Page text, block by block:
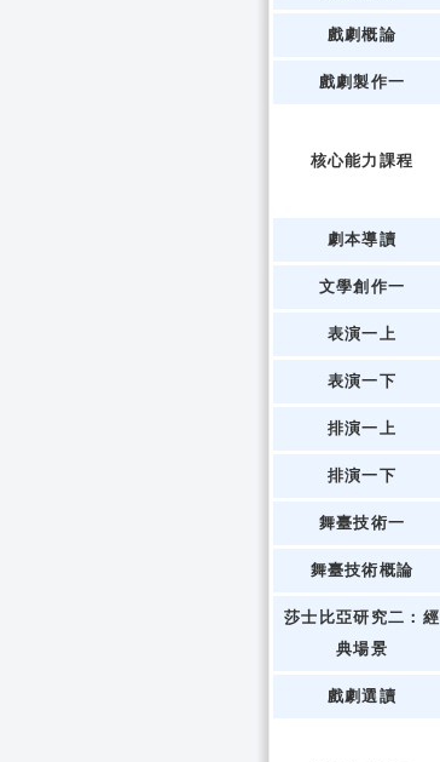
戲劇概論
戲劇製作一
核心能力課程
劇本導讀
文學創作一
表演一上
表演一下
排演一上
排演一下
舞臺技術一
舞臺技術概論
莎士比亞研究二：經
典場景
戲劇選讀